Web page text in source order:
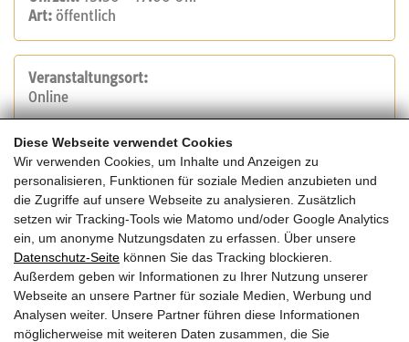
Diese Webseite verwendet Cookies
Wir verwenden Cookies, um Inhalte und Anzeigen zu
personalisieren, Funktionen für soziale Medien anzubieten und
die Zugriffe auf unsere Webseite zu analysieren. Zusätzlich
setzen wir Tracking-Tools wie Matomo und/oder Google Analytics
ein, um anonyme Nutzungsdaten zu erfassen. Über unsere
Datenschutz-Seite können Sie das Tracking blockieren.
Außerdem geben wir Informationen zu Ihrer Nutzung unserer
Webseite an unsere Partner für soziale Medien, Werbung und
Analysen weiter. Unsere Partner führen diese Informationen
möglicherweise mit weiteren Daten zusammen, die Sie
Art: öffentlich
Veranstaltungsort:
Online
Veranstalter:
ecoplus Bau.Energie.Umwelt Cluster Niederösterreich
Tel.: +43 2742 9000-19650
E-Mail:bauenergieumwelt@ecoplus.at
Website
Kosten:
Die Veranstaltung ist kostenfrei.